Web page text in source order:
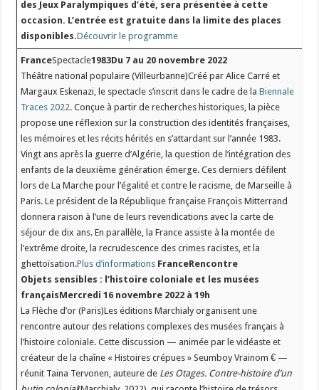
des Jeux Paralympiques d’été, sera présentée à cette
occasion. L’entrée est gratuite dans la limite des places
disponibles.Découvrir le programme
FranceSpectacle1983Du 7 au 20 novembre 2022
Théâtre national populaire (Villeurbanne)Créé par Alice Carré et
Margaux Eskenazi, le spectacle s’inscrit dans le cadre de laBiennale
Traces 2022. Conçue à partir de recherches historiques, la pièce
propose une réflexion sur la construction des identités françaises,
les mémoires et les récits hérités en s’attardant sur l’année 1983.
Vingt ans après la guerre d’Algérie, la question de l’intégration des
enfants de la deuxième génération émerge. Ces derniers défilent
lors de La Marche pour l’égalité et contre le racisme, de Marseille à
Paris. Le président de la République française François Mitterrand
donnera raison à l’une de leurs revendications avec la carte de
séjour de dix ans. En parallèle, la France assiste à la montée de
l’extrême droite, la recrudescence des crimes racistes, et la
ghettoïsation.Plus d’informations FranceRencontre
Objets sensibles : l’histoire coloniale et les musées
françaisMercredi 16 novembre 2022 à 19h
La Flèche d’or (Paris)Les éditions Marchialy organisent une
rencontre autour des relations complexes des musées français à
l’histoire coloniale. Cette discussion — animée par le vidéaste et
créateur de la chaîne « Histoires crépues » Seumboy Vrainom € —
réunit Taina Tervonen, auteure de Les Otages. Contre-histoire d’un